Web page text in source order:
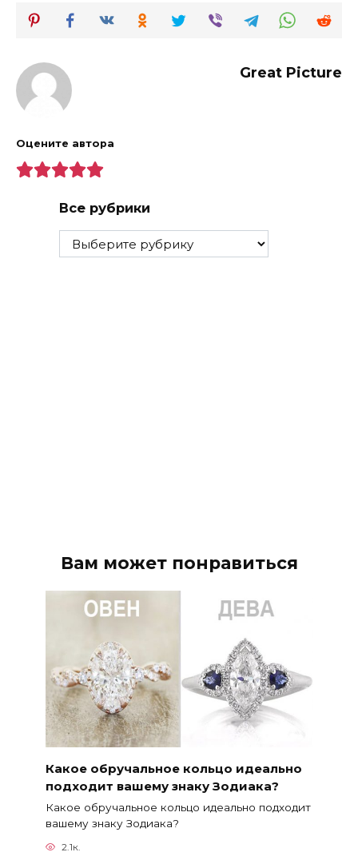
Great Picture
Оцените автора
Все рубрики
Все
рубрики
Вам может понравиться
Какое обручальное кольцо идеально
подходит вашему знаку Зодиака?
Какое обручальное кольцо идеально подходит
вашему знаку Зодиака?
2.1к.